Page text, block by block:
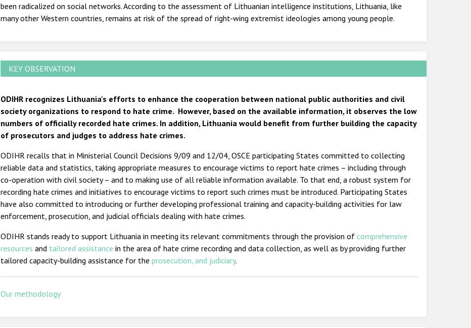
been radicalized on social networks. According to the assessment of Lithuanian intelligence institutions, Lithuania, like
many other Western countries, remains at risk of the spread of right-wing extremist ideologies among young people.
KEY OBSERVATION
ODIHR recognizes Lithuania's efforts to enhance the cooperation between national public authorities and civil
society organizations to respond to hate crime. However, based on the available information, it observes the low
numbers of officially recorded hate crimes. In addition, Lithuania would benefit from further building the capacity
of prosecutors and judges to address hate crimes.
ODIHR recalls that in Ministerial Council Decisions 9/09 and 12/04, OSCE participating States committed to collecting
reliable data and statistics, taking appropriate measures to encourage victims to report hate crimes – including through
co-operation with civil society – and to making use of all reliable information available. To that end, a robust system for
recording hate crimes and initiatives to encourage victims to report such crimes must be introduced. Participating States
have also committed to introducing or further developing professional training and capacity-building activities for law
enforcement, prosecution, and judicial officials dealing with hate crimes.
ODIHR stands ready to support Lithuania in meeting its relevant commitments through the provision ofcomprehensive
resources and tailored assistance in the area of hate crime recording and data collection, as well as by providing further
tailored capacity-building assistance for theprosecution, and judiciary.
Our methodology